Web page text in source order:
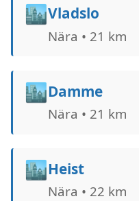
🏙️Vladslo
Nära • 21 km
🏙️Damme
Nära • 21 km
🏙️Heist
Nära • 22 km